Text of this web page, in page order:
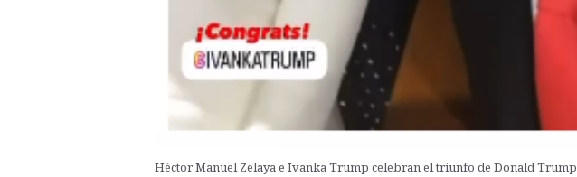
Héctor Manuel Zelaya e Ivanka Trump celebran el triunfo de Donald Trump